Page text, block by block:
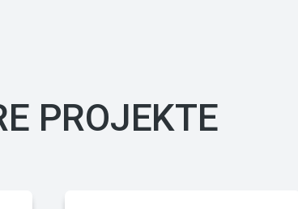
PROJEKTE